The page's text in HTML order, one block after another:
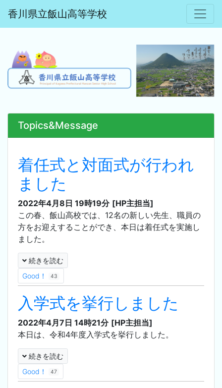
香川県立飯山高等学校
Topics&Message
着任式と対面式が行われ
ました
2022年4月8日 19時19分 [HP主担当]
この春、飯山高校では、12名の新しい先生、職員の
方をお迎えすることができ、本日は着任式を実施し
ました。
続きを読む
Good！
43
入学式を挙行しました
2022年4月7日 14時21分 [HP主担当]
本日は、令和4年度入学式を挙行しました。
続きを読む
Good！
47